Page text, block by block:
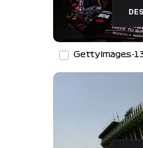
GettyImages-